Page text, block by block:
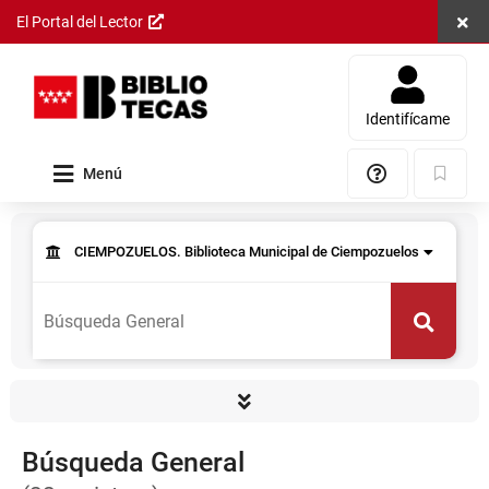
Saltar al
principal
El Portal del Lector
Identifícame
Menú Ayuda
Resultados
Formulario
consulta
de datosCIEMPOZUELOS. Biblioteca Municipal de Ciempozuelos
seleccionar
centro
búsqueda.
Buscar
Búsqueda General